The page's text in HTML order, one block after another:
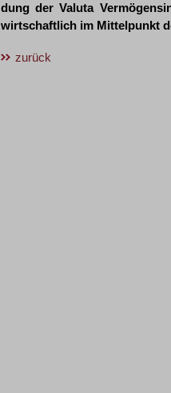
dung der Valuta
wirtschaftlich im Mittelpunkt
zurück